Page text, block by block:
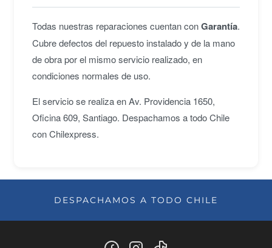
Todas nuestras reparaciones cuentan conGarantía.
Cubre defectos del repuesto instalado y de la mano
de obra por el mismo servicio realizado, en
condiciones normales de uso.
El servicio se realiza en Av. Providencia 1650,
Oficina 609, Santiago. Despachamos a todo Chile
con Chilexpress.
DESPACHAMOS A TODO CHILE